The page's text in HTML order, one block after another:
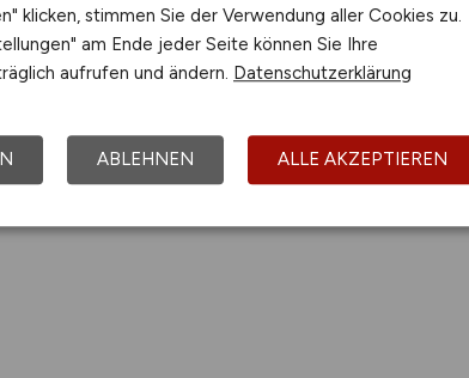
klicken, stimmen Sie der Verwendung aller Cookies zu.
am Ende jeder Seite können Sie Ihre
aufrufen und ändern. Datenschutzerklärung
ABLEHNEN ALLE AKZEPTIEREN